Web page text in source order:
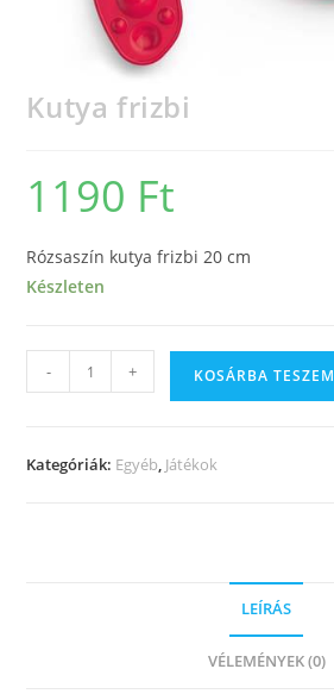
Kutya frizbi
1190 Ft
Rózsaszín kutya frizbi 20 cm
Készleten
- + KOSÁRBA TESZEM
Kategóriák: Egyéb, Játékok
LEÍRÁS
VÉLEMÉNYEK (0)